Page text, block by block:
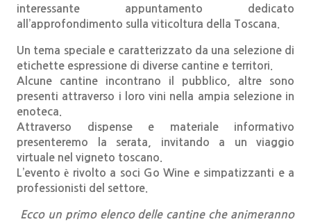
interessante appuntamento dedicato
all’approfondimento sulla viticoltura della Toscana.
Un tema speciale e caratterizzato da una selezione di
etichette espressione di diverse cantine e territori.
Alcune cantine incontrano il pubblico, altre sono
presenti attraverso i loro vini nella ampia selezione in
enoteca.
Attraverso dispense e materiale informativo
presenteremo la serata, invitando a un viaggio
virtuale nel vigneto toscano.
L’evento è rivolto a soci Go Wine e simpatizzanti e a
professionisti del settore.
Ecco un primo elenco delle cantine che animeranno